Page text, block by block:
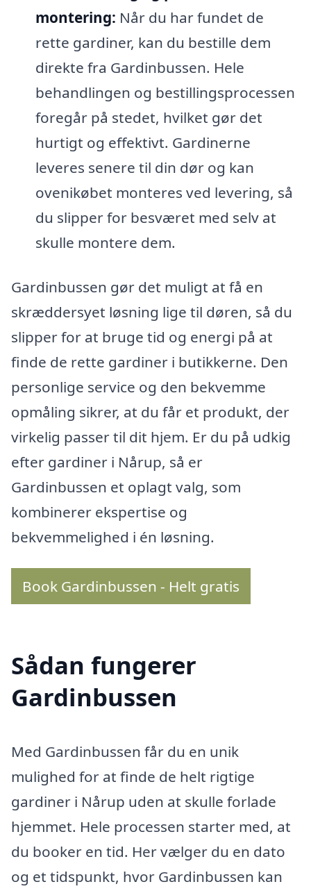
montering: Når du har fundet de
rette gardiner, kan du bestille dem
direkte fra Gardinbussen. Hele
behandlingen og bestillingsprocessen
foregår på stedet, hvilket gør det
hurtigt og effektivt. Gardinerne
leveres senere til din dør og kan
ovenikøbet monteres ved levering, så
du slipper for besværet med selv at
skulle montere dem.
Gardinbussen gør det muligt at få en
skræddersyet løsning lige til døren, så du
slipper for at bruge tid og energi på at
finde de rette gardiner i butikkerne. Den
personlige service og den bekvemme
opmåling sikrer, at du får et produkt, der
virkelig passer til dit hjem. Er du på udkig
efter gardiner i Nårup, så er
Gardinbussen et oplagt valg, som
kombinerer ekspertise og
bekvemmelighed i én løsning.
Book Gardinbussen - Helt gratis
Sådan fungerer
Gardinbussen
Med Gardinbussen får du en unik
mulighed for at finde de helt rigtige
gardiner i Nårup uden at skulle forlade
hjemmet. Hele processen starter med, at
du booker en tid. Her vælger du en dato
og et tidspunkt, hvor Gardinbussen kan